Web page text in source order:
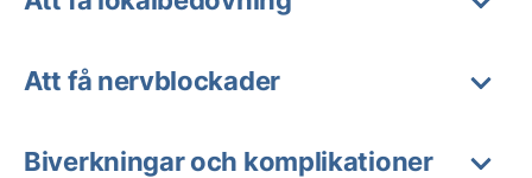
Att få nervblockader
Biverkningar och komplikationer